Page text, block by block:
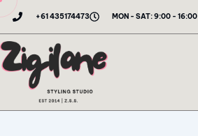
Skip
content
+61 435174473 MON - SAT: 9:00 - 16:00